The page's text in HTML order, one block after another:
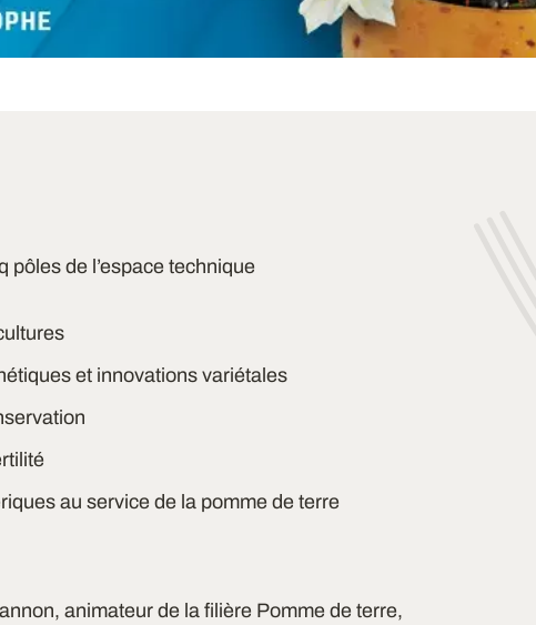
pôles de l’espace technique
et innovations variétales
au service de la pomme de terre
animateur de la filière Pomme de terre,